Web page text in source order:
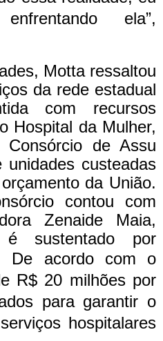
ela”,
Motta ressaltou
da rede estadual
com recursos
Hospital da Mulher,
de Assu
unidades custeadas
da União.
contou com
Zenaide Maia,
é sustentado por
De acordo com o
R$ 20 milhões por
para garantir o
hospitalares